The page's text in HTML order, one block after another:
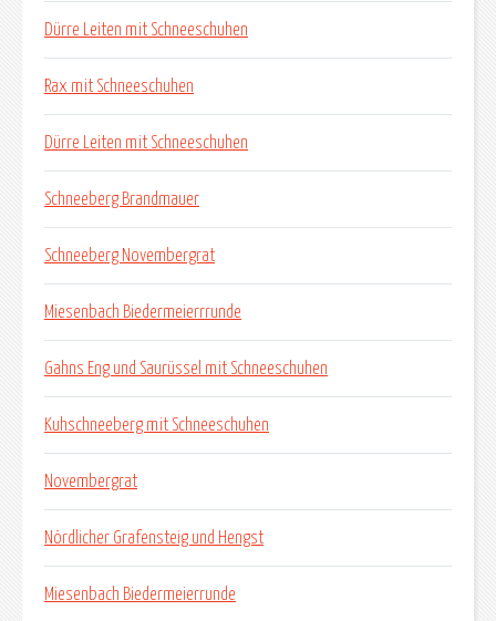
Dürre Leiten mit Schneeschuhen
Rax mit Schneeschuhen
Dürre Leiten mit Schneeschuhen
Schneeberg Brandmauer
Schneeberg Novembergrat
Miesenbach Biedermeierrrunde
Gahns Eng und Saurüssel mit Schneeschuhen
Kuhschneeberg mit Schneeschuhen
Novembergrat
Nördlicher Grafensteig und Hengst
Miesenbach Biedermeierrunde